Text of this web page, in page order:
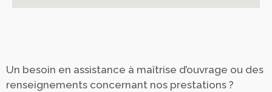
Un besoin en assistance à maîtrise d’ouvrage ou des
renseignements concernant nos prestations ?